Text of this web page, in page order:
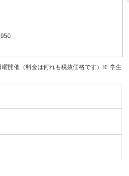
開催（料金は何れも税抜価格です）※ 学生